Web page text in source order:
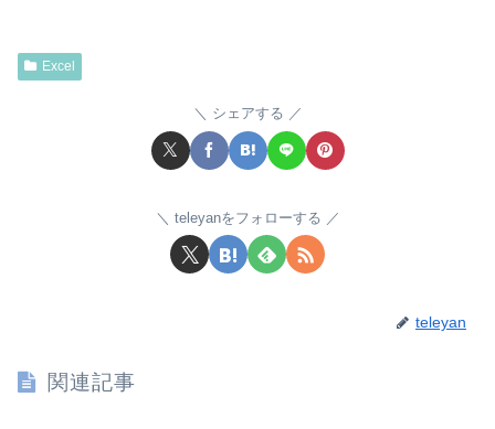
Excel
シェアする
teleyanをフォローする
teleyan
関連記事